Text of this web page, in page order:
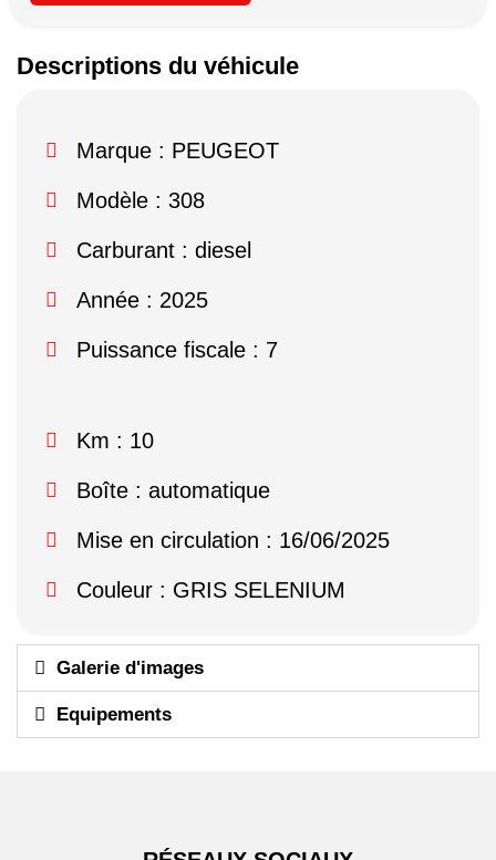
Descriptions du véhicule
Marque : PEUGEOT
Modèle : 308
Carburant : diesel
Année : 2025
Puissance fiscale : 7
Km : 10
Boîte : automatique
Mise en circulation : 16/06/2025
Couleur : GRIS SELENIUM
Galerie d'images
Equipements